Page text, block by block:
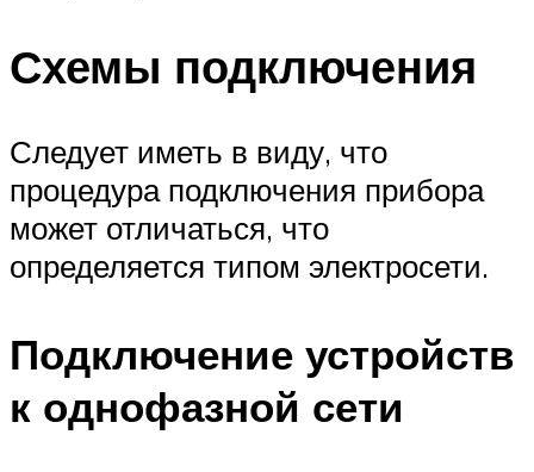
Схемы подключения
Следует иметь в виду, что
процедура подключения прибора
может отличаться, что
определяется типом электросети.
Подключение устройств
к однофазной сети